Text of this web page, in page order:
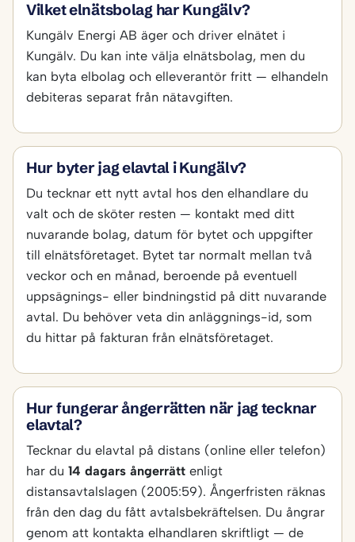
Vilket elnätsbolag har Kungälv?
Kungälv Energi AB äger och driver elnätet i
Kungälv. Du kan inte välja elnätsbolag, men du
kan byta elbolag och elleverantör fritt — elhandeln
debiteras separat från nätavgiften.
Hur byter jag elavtal i Kungälv?
Du tecknar ett nytt avtal hos den elhandlare du
valt och de sköter resten — kontakt med ditt
nuvarande bolag, datum för bytet och uppgifter
till elnätsföretaget. Bytet tar normalt mellan två
veckor och en månad, beroende på eventuell
uppsägnings- eller bindningstid på ditt nuvarande
avtal. Du behöver veta din anläggnings-id, som
du hittar på fakturan från elnätsföretaget.
Hur fungerar ångerrätten när jag tecknar
elavtal?
Tecknar du elavtal på distans (online eller telefon)
har du 14 dagars ångerrätt enligt
distansavtalslagen (2005:59). Ångerfristen räknas
från den dag du fått avtalsbekräftelsen. Du ångrar
genom att kontakta elhandlaren skriftligt — de